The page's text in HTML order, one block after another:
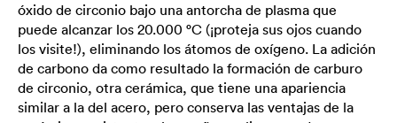
óxido de circonio bajo una antorcha de plasma que
puede alcanzar los 20.000 °C (¡proteja sus ojos cuando
los visite!), eliminando los átomos de oxígeno. La adición
de carbono da como resultado la formación de carburo
de circonio, otra cerámica, que tiene una apariencia
similar a la del acero, pero conserva las ventajas de la